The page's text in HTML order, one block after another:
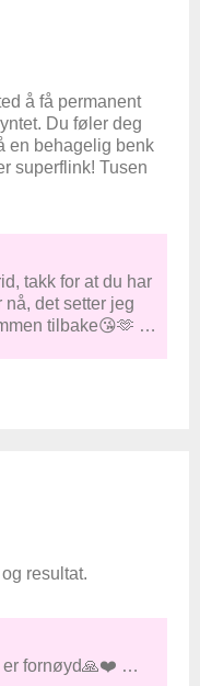
å få permanent
en behagelig benk
Tusen
takk for at du har
det setter jeg
tilbake😘🫶 …
resultat.
Tusen takk, veldig glad for at du er fornøyd🙏❤️ …